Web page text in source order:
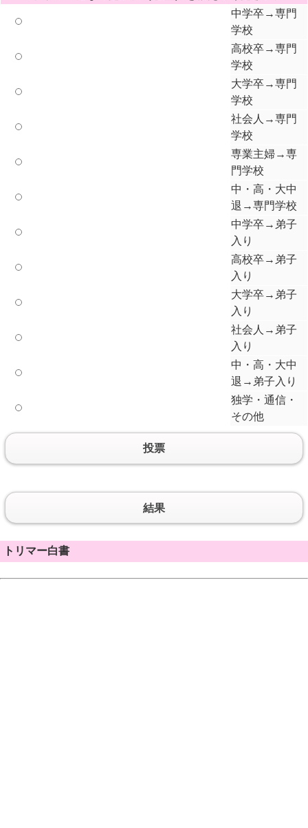
中学卒→専門
学校
高校卒→専門
学校
大学卒→専門
学校
社会人→専門
学校
専業主婦→専
門学校
中・高・大中
退→専門学校
中学卒→弟子
入り
高校卒→弟子
入り
大学卒→弟子
入り
社会人→弟子
入り
中・高・大中
退→弟子入り
独学・通信・
その他
投票
結果
トリマー白書